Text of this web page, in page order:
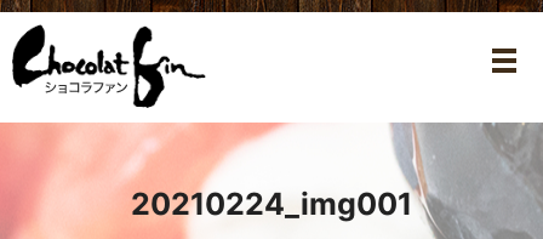
メ
20210224_img001